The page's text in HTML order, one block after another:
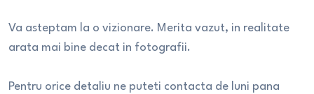
Va asteptam la o vizionare. Merita vazut, in realitate
arata mai bine decat in fotografii.
Pentru orice detaliu ne puteti contacta de luni pana